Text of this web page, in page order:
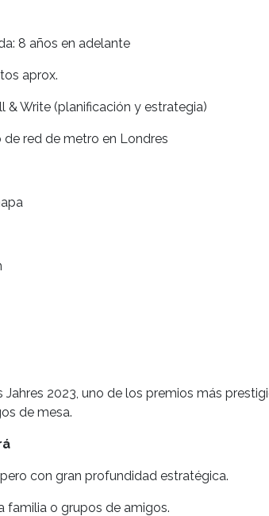
8 años en adelante
aprox.
& Write (planificación y estrategia)
red de metro en Londres
Jahres 2023, uno de los premios más
de mesa.
con gran profundidad estratégica.
familia o grupos de amigos.